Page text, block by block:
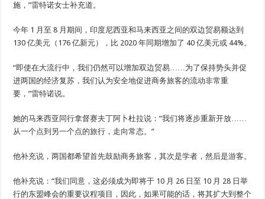
施，”雷特诺女士补充道。
今年 1 月至 8 月期间，印度尼西亚和马来西亚之间的双边贸易额达到
130 亿美元（176 亿新元），比 2020 年同期增加了 40 亿美元或 44%。
“即使在大流行中，我们仍然可以增加双边贸易……为了保持势头并促
进两国的经济复苏，我们认为安全地促进商务旅客的流动非常重
要，”雷特诺说。
她的马来西亚同行拿督赛夫丁阿卜杜拉说：“我们将逐步重新开放……
从一个点到另一个点的旅行，走向常态。”
他补充说，两国都希望首先鼓励商务旅客，其次是学者，然后是游客。
他补充说：“我们同意，这必须成为即将于 10 月 26 日至 10 月 28 日举
行的东盟峰会的重要议程项目，因此，如果可能的话，将其扩大到整个